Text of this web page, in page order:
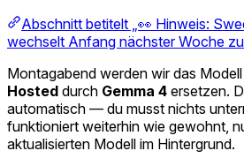
Abschnitt betitelt „👀 Hinweis:
wechselt Anfang nächster Woche
Montagabend werden wir das
Hosted durch Gemma 4 ersetzen.
automatisch — du musst nichts
funktioniert weiterhin wie gewohnt,
aktualisierten Modell im Hintergrund.